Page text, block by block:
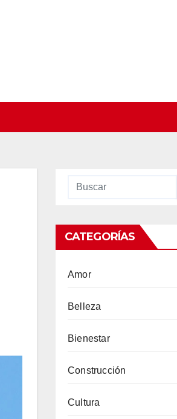
CATEGORÍAS
Amor
Belleza
Bienestar
Construcción
Cultura